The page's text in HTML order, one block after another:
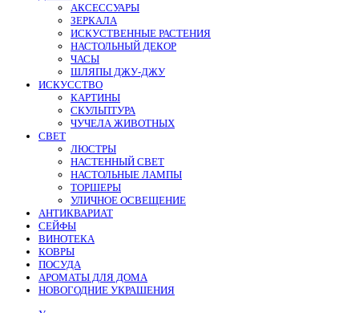
АКСЕССУАРЫ
ЗЕРКАЛА
ИСКУСТВЕННЫЕ РАСТЕНИЯ
НАСТОЛЬНЫЙ ДЕКОР
ЧАСЫ
ШЛЯПЫ ДЖУ-ДЖУ
ИСКУССТВО
КАРТИНЫ
СКУЛЬПТУРА
ЧУЧЕЛА ЖИВОТНЫХ
СВЕТ
ЛЮСТРЫ
НАСТЕННЫЙ СВЕТ
НАСТОЛЬНЫЕ ЛАМПЫ
ТОРШЕРЫ
УЛИЧНОЕ ОСВЕЩЕНИЕ
АНТИКВАРИАТ
СЕЙФЫ
ВИНОТЕКА
КОВРЫ
ПОСУДА
АРОМАТЫ ДЛЯ ДОМА
НОВОГОДНИЕ УКРАШЕНИЯ